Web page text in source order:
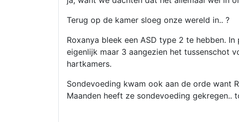
Terug op de kamer sloeg onze wereld in.. ?
Roxanya bleek een ASD type 2 te hebben.
eigenlijk maar 3 aangezien het tussenschot
hartkamers.
Sondevoeding kwam ook aan de orde want
Maanden heeft ze sondevoeding gekregen..